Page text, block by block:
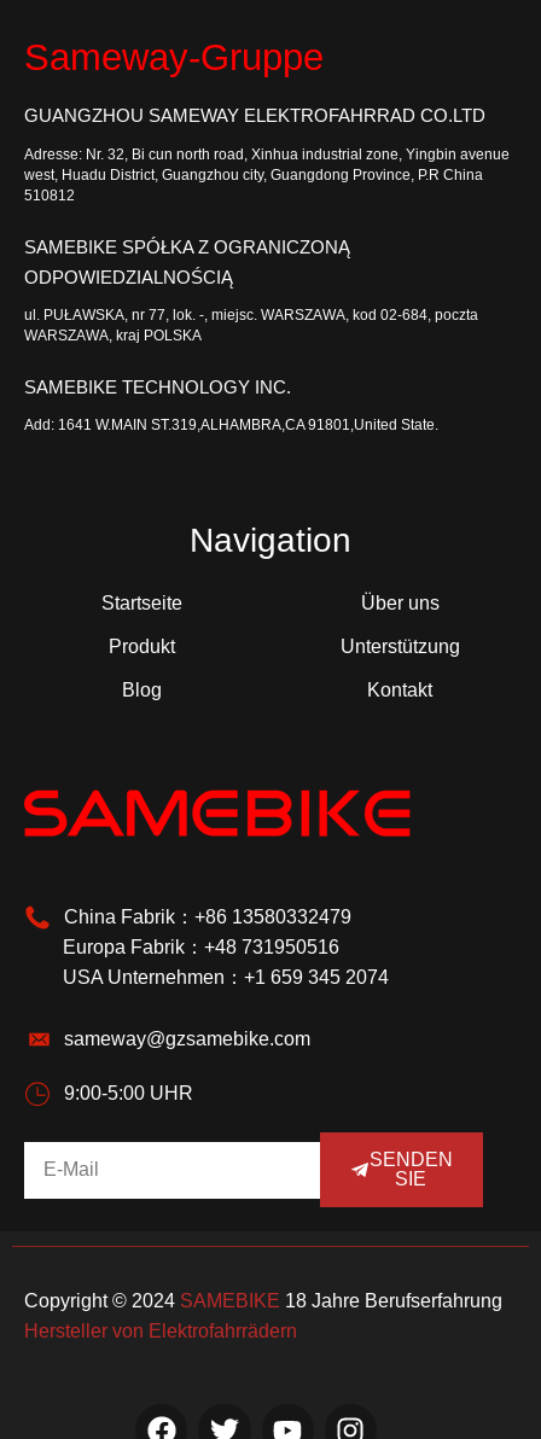
Sameway-Gruppe
GUANGZHOU SAMEWAY ELEKTROFAHRRAD CO.LTD
Adresse: Nr. 32, Bi cun north road, Xinhua industrial zone, Yingbin avenue
west, Huadu District, Guangzhou city, Guangdong Province, P.R China
510812
SAMEBIKE SPÓŁKA Z OGRANICZONĄ
ODPOWIEDZIALNOŚCIĄ
ul. PUŁAWSKA, nr 77, lok. -, miejsc. WARSZAWA, kod 02-684, poczta
WARSZAWA, kraj POLSKA
SAMEBIKE TECHNOLOGY INC.
Add: 1641 W.MAIN ST.319,ALHAMBRA,CA 91801,United State.
Navigation
Startseite Über uns
Produkt Unterstützung
Blog Kontakt
China Fabrik：+86 13580332479
Europa Fabrik：+48 731950516
USA Unternehmen：+1 659 345 2074
sameway@gzsamebike.com
9:00-5:00 UHR
SENDEN
SIE
Copyright © 2024 SAMEBIKE 18 Jahre Berufserfahrung
Hersteller von Elektrofahrrädern
F
T
Y
I